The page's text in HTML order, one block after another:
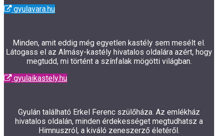
gyulavara.hu
Minden, amit eddig még egyetlen kastély sem mesélt el.
Látogass el az Almásy-kastély hivatalos oldalára azért, hogy
megtudd, mi történt a színfalak mögötti világban.
gyulaikastely.hu
Gyulán található Erkel Ferenc szülőháza. Az emlékház
hivatalos oldalán, minden érdekességet megtudhatsz a
Himnuszról, a kiváló zeneszerző életéről.